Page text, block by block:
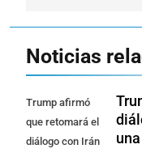
Noticias
Trump afirmó
que retomará el
diálogo con Irán